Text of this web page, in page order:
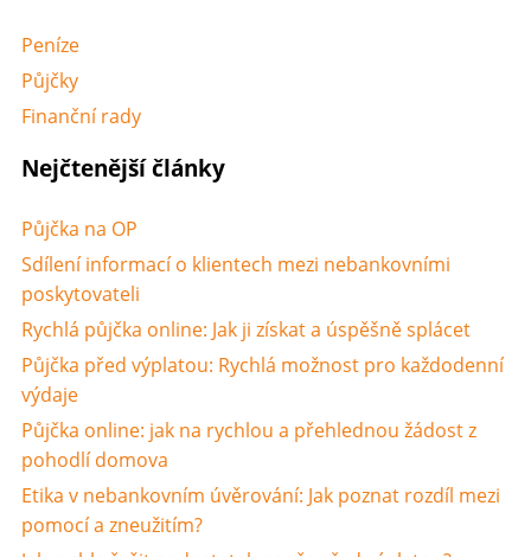
Peníze
Půjčky
Finanční rady
Nejčtenější články
Půjčka na OP
Sdílení informací o klientech mezi nebankovními
poskytovateli
Rychlá půjčka online: Jak ji získat a úspěšně splácet
Půjčka před výplatou: Rychlá možnost pro každodenní
výdaje
Půjčka online: jak na rychlou a přehlednou žádost z
pohodlí domova
Etika v nebankovním úvěrování: Jak poznat rozdíl mezi
pomocí a zneužitím?